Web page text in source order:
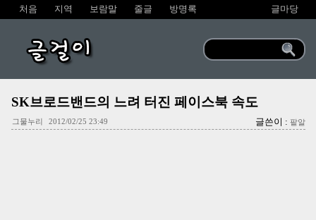
처음 지역 보람말 줄글 방명록 글마당
글걸이
SK브로드밴드의 느려 터진 페이스북 속도
그물누리 2012/02/25 23:49 글쓴이 : 팥알